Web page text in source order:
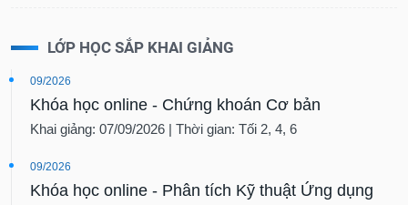
LỚP HỌC SẮP KHAI GIẢNG
09/2026
Khóa học online - Chứng khoán Cơ bản
Khai giảng: 07/09/2026 | Thời gian: Tối 2, 4, 6
09/2026
Khóa học online - Phân tích Kỹ thuật Ứng dụng